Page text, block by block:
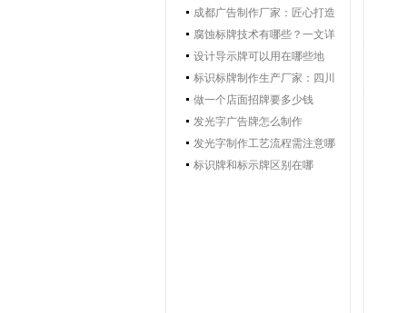
028广告制作集团交流赋能】
工艺要点核心优势
成都广告制作厂家：匠心打造
城市视觉新名片
腐蚀标牌技术有哪些？一文详
解行业主流工艺与应用
设计导示牌可以用在哪些地
方？
标识标牌制作生产厂家：四川
零贰捌广告公司的匠心之路
做一个店面招牌要多少钱
发光字广告牌怎么制作
发光字制作工艺流程需注意哪
些
标识牌和标示牌区别在哪